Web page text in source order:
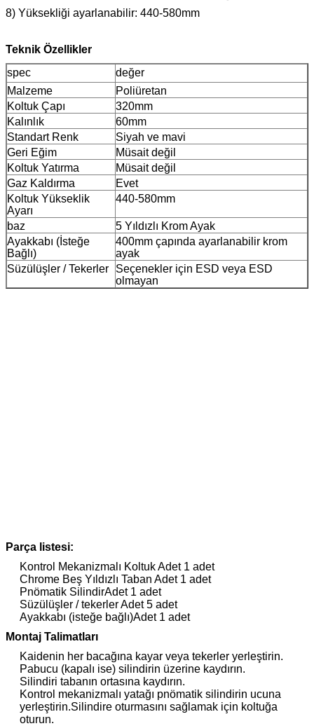
8) Yüksekliği ayarlanabilir: 440-580mm
Teknik Özellikler
spec
değer
Malzeme
Poliüretan
Koltuk Çapı
320mm
Kalınlık
60mm
Standart Renk
Siyah ve mavi
Geri Eğim
Müsait değil
Koltuk Yatırma
Müsait değil
Gaz Kaldırma
Evet
Koltuk Yükseklik
Ayarı
440-580mm
baz
5 Yıldızlı Krom Ayak
Ayakkabı (İsteğe
Bağlı)
400mm çapında ayarlanabilir krom
ayak
Süzülüşler / Tekerler
Seçenekler için ESD veya ESD
olmayan
Parça listesi:
Kontrol Mekanizmalı Koltuk Adet 1 adet
Chrome Beş Yıldızlı Taban Adet 1 adet
Pnömatik SilindirAdet 1 adet
Süzülüşler / tekerlerAdet 5 adet
Ayakkabı (isteğe bağlı)Adet 1 adet
Montaj Talimatları
Kaidenin her bacağına kayar veya tekerler yerleştirin.
Pabucu (kapalı ise) silindirin üzerine kaydırın.
Silindiri tabanın ortasına kaydırın.
Kontrol mekanizmalı yatağı pnömatik silindirin ucuna
yerleştirin.Silindire oturmasını sağlamak için koltuğa
oturun.